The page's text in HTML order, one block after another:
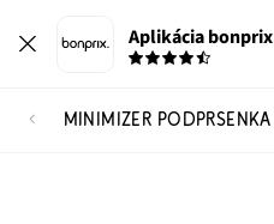
Aplikácia bonprix